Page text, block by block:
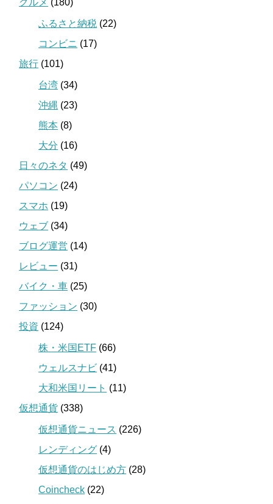
グルメ (180)
ふるさと納税 (22)
コンビニ (17)
旅行 (101)
台湾 (34)
沖縄 (23)
熊本 (8)
大分 (16)
日々のネタ (49)
パソコン (24)
スマホ (19)
ウェブ (34)
ブログ運営 (14)
レビュー (31)
バイク・車 (25)
ファッション (30)
投資 (124)
株・米国ETF (66)
ウェルスナビ (41)
大和米国リート (11)
仮想通貨 (338)
仮想通貨ニュース (226)
レンディング (4)
仮想通貨のはじめ方 (28)
Coincheck (22)